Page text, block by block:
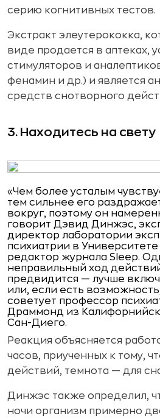
серию когнитивных тестов.
Экстракт элеутерококка,
виде продается в аптеках,
стимуляторов и
фена­мин и др.) и является
средств снотворного
3. Находитесь на свету
«Чем более усталым
тем сильнее его
вокруг, поэтому он
говорит Дэвид Динжэс,
директор лаборатории
психиатрии в
редактор журнала Sleep.
неправильный ход
предвидится — лучше
или, если есть
советует профессор
Драммонд из
Сан-Диего.
Реакция объясняется
часов, приученных к тому,
действий, темнота — для
Динжэс также определил,
ночи организм примерно